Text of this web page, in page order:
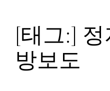
[태그:]
방보도